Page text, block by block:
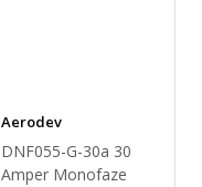
Aerodev
DNF055-G-30a 30
Amper Monofaze